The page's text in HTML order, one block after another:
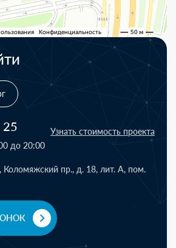
25
до 20:00
Узнать стоимость проекта
Коломяжский пр., д. 18, лит. А, пом.